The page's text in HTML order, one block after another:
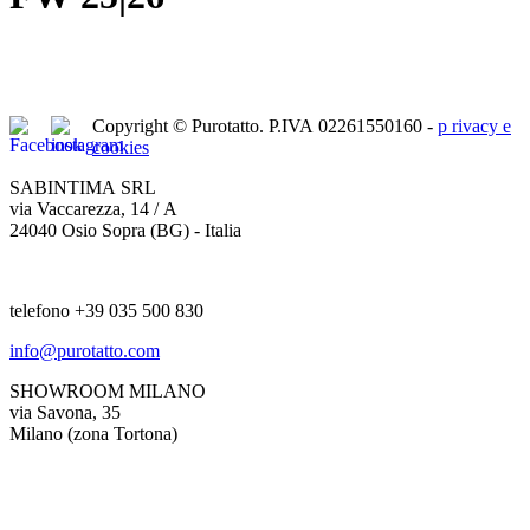
Copyright © Purotatto. P.IVA 02261550160 - p rivacy e
cookies
SABINTIMA SRL
via Vaccarezza, 14 / A
24040 Osio Sopra (BG) - Italia
telefono +39 035 500 830
info@purotatto.com
SHOWROOM MILANO
via Savona, 35
Milano (zona Tortona)